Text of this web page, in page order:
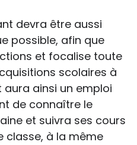
devra être aussi
possible, afin que
et focalise toute
scolaires à
aura ainsi un emploi
de connaître le
et suivra ses cours
classe, à la même